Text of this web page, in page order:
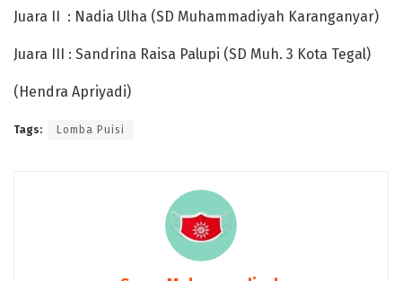
Juara II : Nadia Ulha (SD Muhammadiyah Karanganyar)
Juara III : Sandrina Raisa Palupi (SD Muh. 3 Kota Tegal)
(Hendra Apriyadi)
Tags: Lomba Puisi